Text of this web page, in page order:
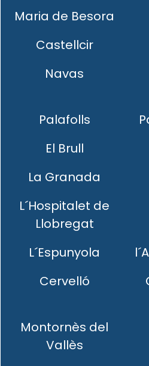
Maria de Besora
Castellcir
Navas
Palafolls
El Brull
La Granada
L´Hospitalet de
Llobregat
L´Espunyola
Cervelló
Montornès del
Vallès